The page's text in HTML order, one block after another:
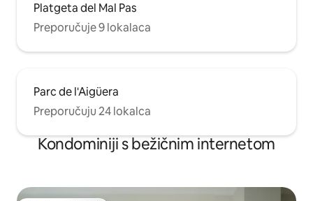
Platgeta del Mal Pas
Preporučuje 9 lokalaca
Parc de l'Aigüera
Preporučuju 24 lokalca
Kondominiji s bežičnim internetom